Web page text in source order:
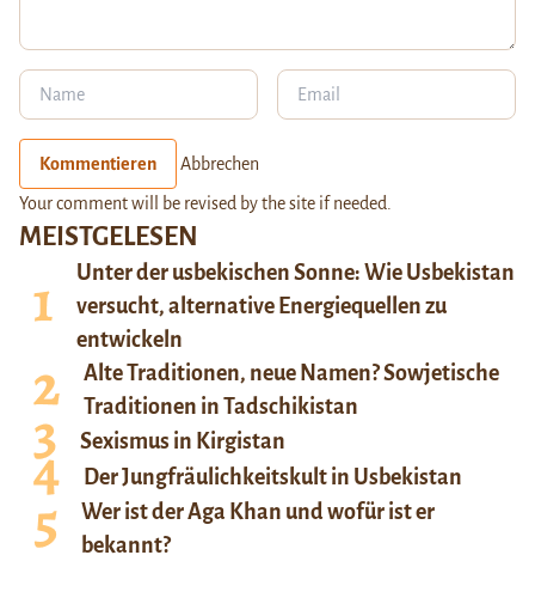
MEISTGELESEN
Unter der usbekischen Sonne: Wie Usbekistan
versucht, alternative Energiequellen zu
entwickeln
Alte Traditionen, neue Namen? Sowjetische
Traditionen in Tadschikistan
Sexismus in Kirgistan
Der Jungfräulichkeitskult in Usbekistan
Wer ist der Aga Khan und wofür ist er
bekannt?
Kommentieren Abbrechen
Your comment will be revised by the site if needed.